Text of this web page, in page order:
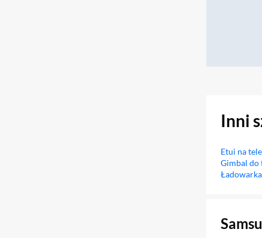
Inni
Etui na
Gimbal do